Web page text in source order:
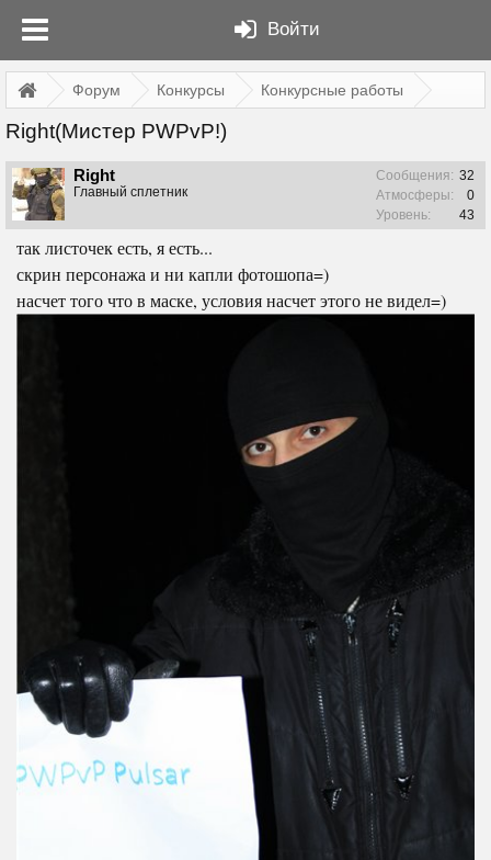
Войти
Форум Конкурсы Конкурсные работы
Right(Мистер PWPvP!)
Right
Главный сплетник
Сообщения: 32
Атмосферы:
0
Уровень:
43
так листочек есть, я есть...
скрин персонажа и ни капли фотошопа=)
насчет того что в маске, условия насчет этого не видел=)